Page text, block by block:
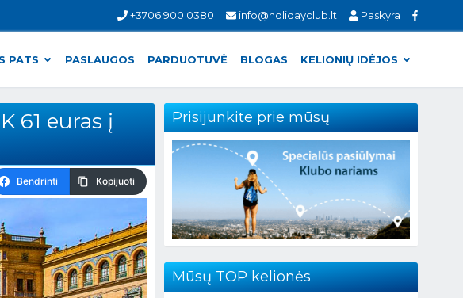
+3706 900 0380 info@holidayclub.lt Paskyra
PATS PASLAUGOS PARDUOTUVĖ BLOGAS KELIONIŲ IDĖJOS
61 euras į
Bendrinti Kopijuoti
Prisijunkite prie mūsų
Mūsų TOP kelionės